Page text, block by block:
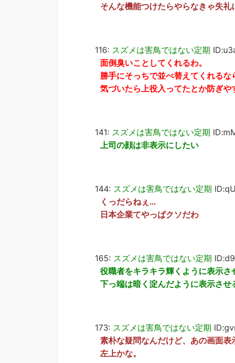
そんな機能つけたらやらなきゃ失礼
116: スズメは害鳥ではない定期
面倒臭いことしてくれるわ。
勝手にそっちで並べ替えてくれるな
気づいたら上役入ってたとか防ぎや
141: スズメは害鳥ではない定期
上司の顔は非表示にしたい
144: スズメは害鳥ではない定期
くっだらねぇ…
日本企業てやっぱクソだわ
165: スズメは害鳥ではない定期
役職者をキラキラ輝くように表示さ
下っ端は暗く淀んだように表示させ
173: スズメは害鳥ではない定期
素朴な疑問なんだけど、あの画面
左上かな。